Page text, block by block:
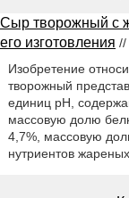
Сыр творожный с
его изготовления //
Изобретение
творожный
единиц pH,
массовую долю
4,7%, массовую
нутриентов